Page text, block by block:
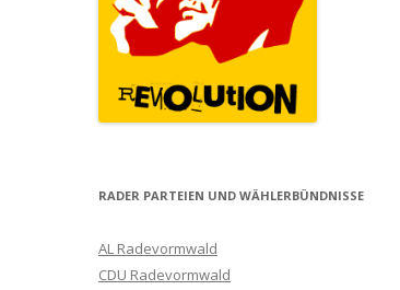
RADER PARTEIEN UND WÄHLERBÜNDNISSE
AL Radevormwald
CDU Radevormwald